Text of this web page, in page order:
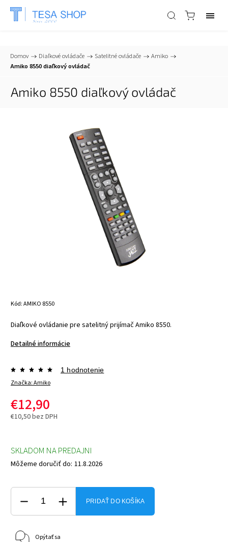
📞+421 903 553 805 info@tesa-systems.sk
Domov / Diaľkové ovládače / Satelitné ovládače / Amiko /
Amiko 8550 diaľkový ovládač
Amiko 8550 diaľkový ovládač
Kód:AMIKO 8550
Diaľkové ovládanie pre satelitný prijímač Amiko 8550.
Detailné informácie
Značka:Amiko
1 hodnotenie
€12,90
€10,50 bez DPH
SKLADOM NA PREDAJNI
Môžeme doručiť do: 11.8.2026
PRIDAŤ DO KOŠÍKA
Opýtať sa